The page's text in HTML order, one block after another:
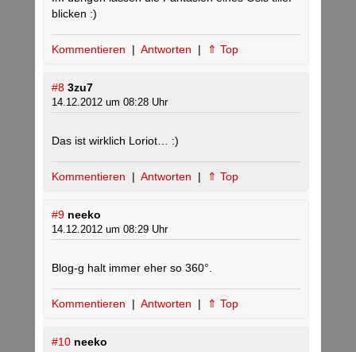
blicken :)
Kommentieren | Antworten | ⇑ Top
#8 3zu7
14.12.2012 um 08:28 Uhr
Das ist wirklich Loriot… :)
Kommentieren | Antworten | ⇑ Top
#9 neeko
14.12.2012 um 08:29 Uhr
Blog-g halt immer eher so 360°.
Kommentieren | Antworten | ⇑ Top
#10 neeko